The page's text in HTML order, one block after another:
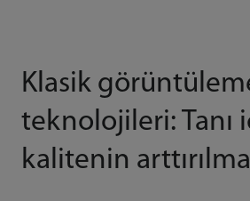
Klasik
teknolojileri: Tanı
kalitenin